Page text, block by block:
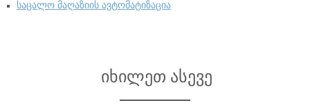
საცალო მაღაზიის ავტომატიზაცია
იხილეთ ასევე